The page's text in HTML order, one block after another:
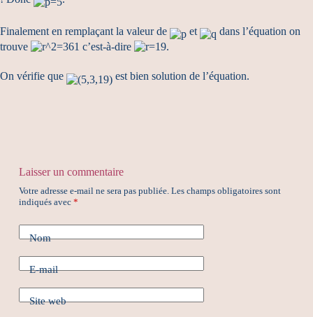
Finalement en remplaçant la valeur de et
dans l’équation on
trouve
c’est-à-dire .
On vérifie que est bien solution de l’équation.
Laisser un commentaire
Votre adresse e-mail ne sera pas publiée. Les champs obligatoires sont
indiqués avec *
Nom
E-mail
Site web